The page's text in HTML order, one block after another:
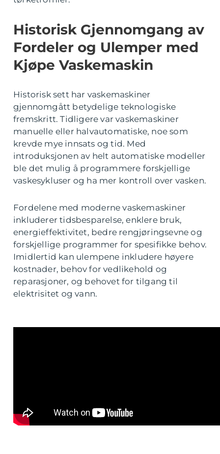
Historisk Gjennomgang av
Fordeler og Ulemper med
Kjøpe Vaskemaskin
Historisk sett har vaskemaskiner
gjennomgått betydelige teknologiske
fremskritt. Tidligere var vaskemaskiner
manuelle eller halvautomatiske, noe som
krevde mye innsats og tid. Med
introduksjonen av helt automatiske modeller
ble det mulig å programmere forskjellige
vaskesykluser og ha mer kontroll over vasken.
Fordelene med moderne vaskemaskiner
inkluderer tidsbesparelse, enklere bruk,
energieffektivitet, bedre rengjøringsevne og
forskjellige programmer for spesifikke behov.
Imidlertid kan ulempene inkludere høyere
kostnader, behov for vedlikehold og
reparasjoner, og behovet for tilgang til
elektrisitet og vann.